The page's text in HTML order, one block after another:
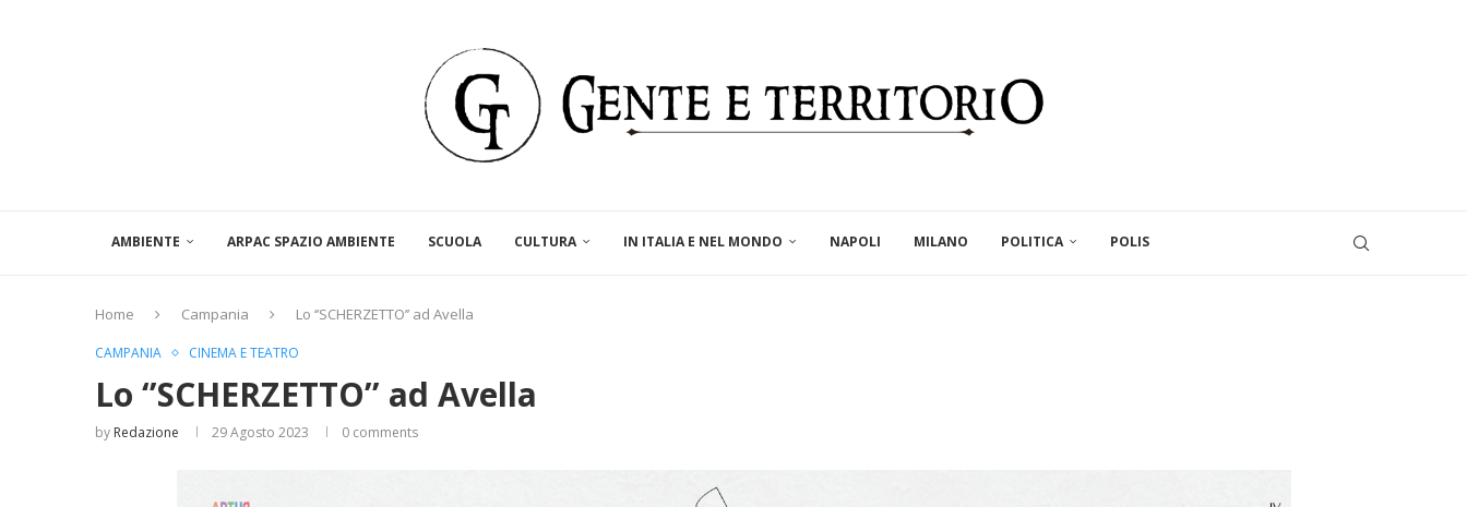
AMBIENTE ARPAC SPAZIO AMBIENTE SCUOLA CULTURA IN ITALIA E NEL MONDO NAPOLI MILANO POLITICA POLIS
Home Campania Lo ‘’SCHERZETTO’’ ad Avella
CAMPANIA CINEMA E TEATRO
Lo ‘’SCHERZETTO’’ ad Avella
by Redazione 29 Agosto 2023 0 comments